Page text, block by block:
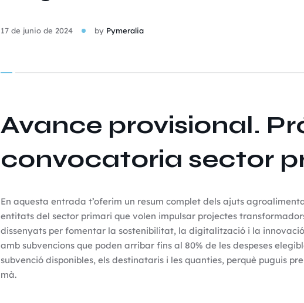
17 de junio de 2024 by Pymeralia
Avance provisional.
convocatoria sector
En aquesta entrada t’oferim un resum complet dels ajuts
entitats del sector primari que volen impulsar projectes
dissenyats per fomentar la sostenibilitat, la digitalització i la
amb subvencions que poden arribar fins al 80% de les despeses
subvenció disponibles, els destinataris i les quanties, perquè puguis
mà.